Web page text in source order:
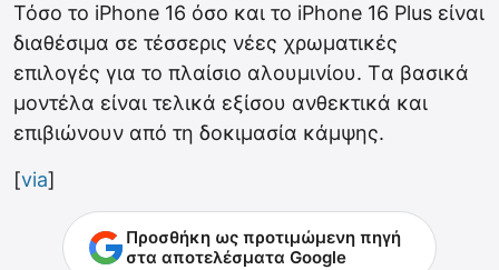
Τόσο το iPhone 16 όσο και το iPhone 16 Plus είναι
διαθέσιμα σε τέσσερις νέες χρωματικές
επιλογές για το πλαίσιο αλουμινίου. Tα βασικά
μοντέλα είναι τελικά εξίσου ανθεκτικά και
επιβιώνουν από τη δοκιμασία κάμψης.
[via]
Προσθήκη ως προτιμώμενη πηγή
στα αποτελέσματα Google